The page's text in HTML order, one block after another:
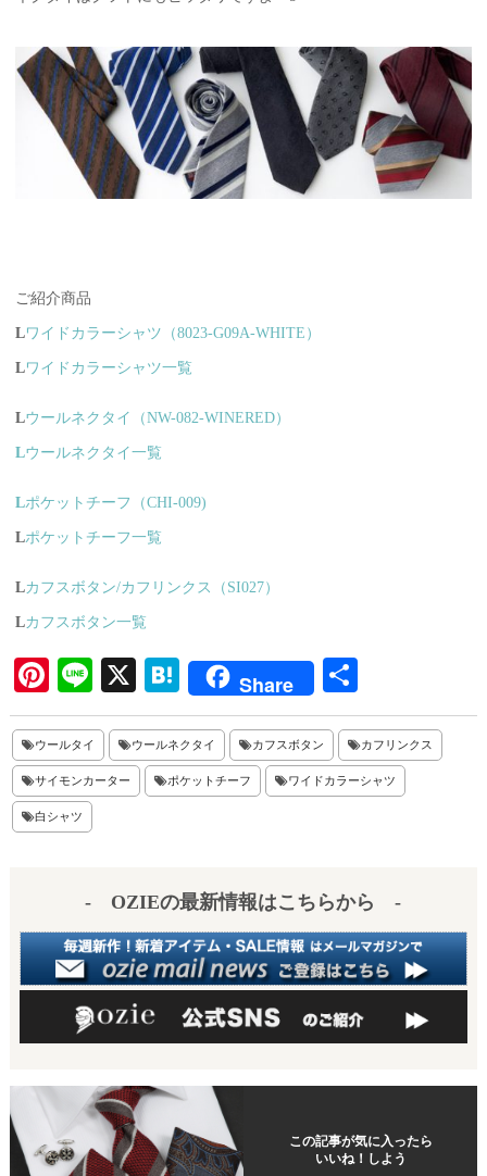
ご紹介商品
Lワイドカラーシャツ（8023-G09A-WHITE）
Lワイドカラーシャツ一覧
Lウールネクタイ（NW-082-WINERED）
Lウールネクタイ一覧
Lポケットチーフ（CHI-009)
Lポケットチーフ一覧
Lカフスボタン/カフリンクス（SI027）
Lカフスボタン一覧
Pi
nt
er
es
t
Li
ne
X
H
at
en
a
Share
有
ウールタイ ウールネクタイ カフスボタン カフリンクス
サイモンカーター ポケットチーフ ワイドカラーシャツ
白シャツ
- OZIEの最新情報はこちらから -
この記事が気に入ったら
いいね！しよう